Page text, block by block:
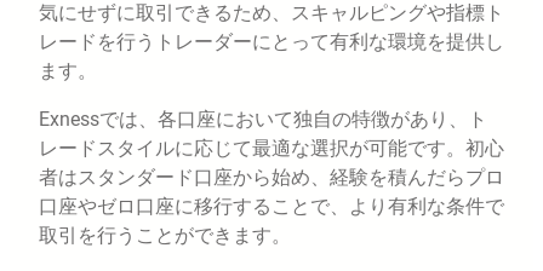
気にせずに取引できるため、スキャルピングや指標ト
レードを行うトレーダーにとって有利な環境を提供し
ます。
Exnessでは、各口座において独自の特徴があり、ト
レードスタイルに応じて最適な選択が可能です。初心
者はスタンダード口座から始め、経験を積んだらプロ
口座やゼロ口座に移行することで、より有利な条件で
取引を行うことができます。